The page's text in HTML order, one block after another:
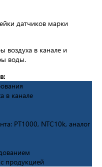
датчиков марки
воздуха в канале и
воды.
в канале
PT1000, NTC10k, аналог
продукцией